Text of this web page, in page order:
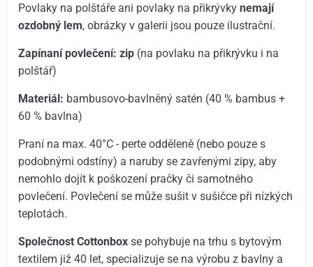
Povlaky na polštáře ani povlaky na přikrývkynemají
ozdobný lem, obrázky v galerii jsou pouze ilustrační.
Zapínaní povlečení: zip (na povlaku na přikrývku i na
polštář)
Materiál: bambusovo-bavlněný satén (40 % bambus +
60 % bavlna)
Praní na max. 40°C - perte odděleně (nebo pouze s
podobnými odstíny) a naruby se zavřenými zipy, aby
nemohlo dojít k poškození pračky či samotného
povlečení. Povlečení se může sušit v sušičce při nízkých
teplotách.
Společnost Cottonbox se pohybuje na trhu s bytovým
textilem již 40 let, specializuje se na výrobu z bavlny a